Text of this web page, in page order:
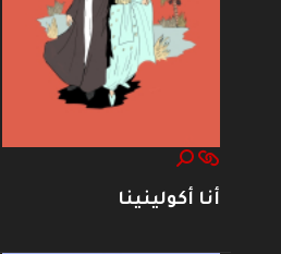
أنا أكولينينا